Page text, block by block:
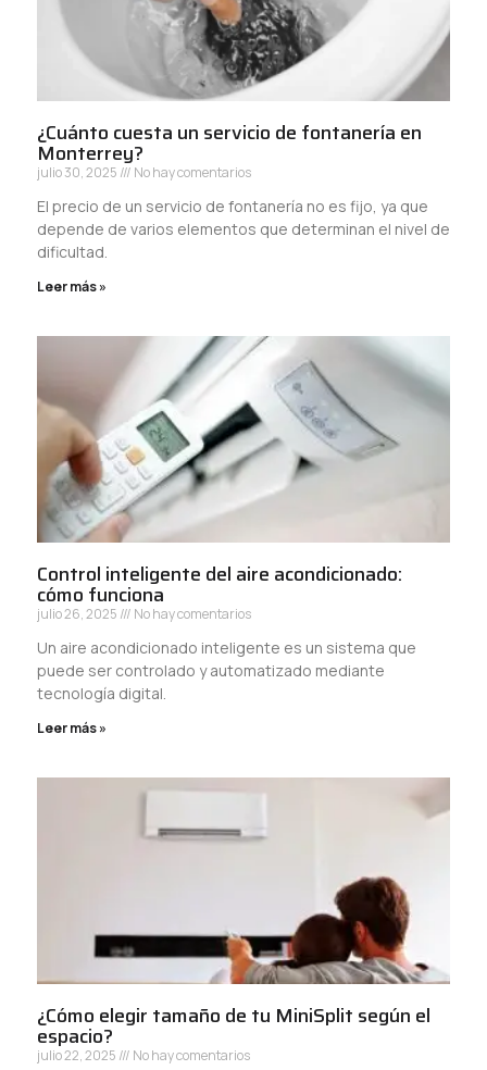
¿Cuánto cuesta un servicio de fontanería en
Monterrey?
julio 30, 2025 No hay comentarios
El precio de un servicio de fontanería no es fijo, ya que
depende de varios elementos que determinan el nivel de
dificultad.
Leer más »
Control inteligente del aire acondicionado:
cómo funciona
julio 26, 2025 No hay comentarios
Un aire acondicionado inteligente es un sistema que
puede ser controlado y automatizado mediante
tecnología digital.
Leer más »
¿Cómo elegir tamaño de tu MiniSplit según el
espacio?
julio 22, 2025 No hay comentarios